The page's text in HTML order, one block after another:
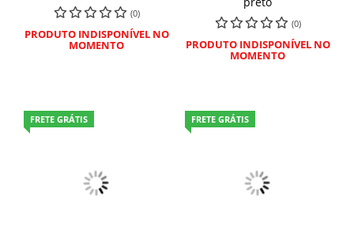
(0)
PRODUTO INDISPONÍVEL NO
MOMENTO
(0)
PRODUTO INDISPONÍVEL NO
MOMENTO
FRETE GRÁTIS FRETE GRÁTIS